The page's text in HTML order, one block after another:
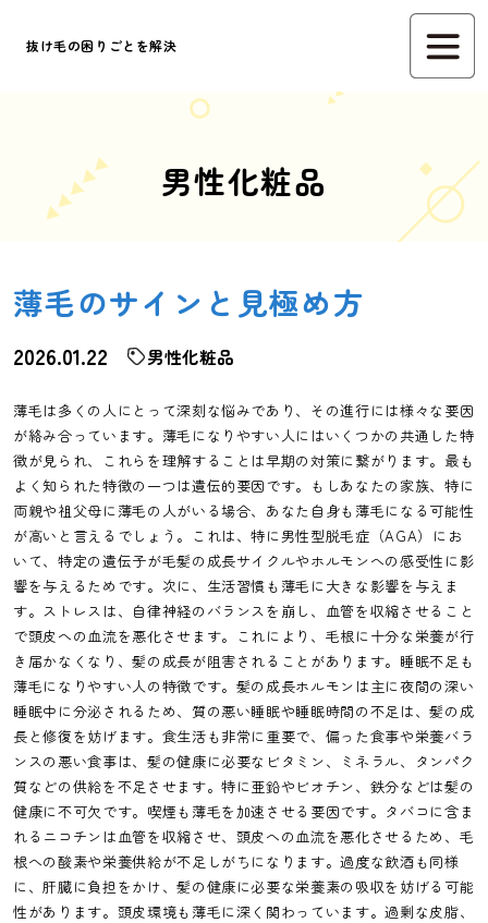
抜け毛の困りごとを解決
男性化粧品
薄毛のサインと見極め方
2026.01.22 男性化粧品
薄毛は多くの人にとって深刻な悩みであり、その進行には様々な要因
が絡み合っています。薄毛になりやすい人にはいくつかの共通した特
徴が見られ、これらを理解することは早期の対策に繋がります。最も
よく知られた特徴の一つは遺伝的要因です。もしあなたの家族、特に
両親や祖父母に薄毛の人がいる場合、あなた自身も薄毛になる可能性
が高いと言えるでしょう。これは、特に男性型脱毛症（AGA）にお
いて、特定の遺伝子が毛髪の成長サイクルやホルモンへの感受性に影
響を与えるためです。次に、生活習慣も薄毛に大きな影響を与えま
す。ストレスは、自律神経のバランスを崩し、血管を収縮させること
で頭皮への血流を悪化させます。これにより、毛根に十分な栄養が行
き届かなくなり、髪の成長が阻害されることがあります。睡眠不足も
薄毛になりやすい人の特徴です。髪の成長ホルモンは主に夜間の深い
睡眠中に分泌されるため、質の悪い睡眠や睡眠時間の不足は、髪の成
長と修復を妨げます。食生活も非常に重要で、偏った食事や栄養バラ
ンスの悪い食事は、髪の健康に必要なビタミン、ミネラル、タンパク
質などの供給を不足させます。特に亜鉛やビオチン、鉄分などは髪の
健康に不可欠です。喫煙も薄毛を加速させる要因です。タバコに含ま
れるニコチンは血管を収縮させ、頭皮への血流を悪化させるため、毛
根への酸素や栄養供給が不足しがちになります。過度な飲酒も同様
に、肝臓に負担をかけ、髪の健康に必要な栄養素の吸収を妨げる可能
性があります。頭皮環境も薄毛に深く関わっています。過剰な皮脂、